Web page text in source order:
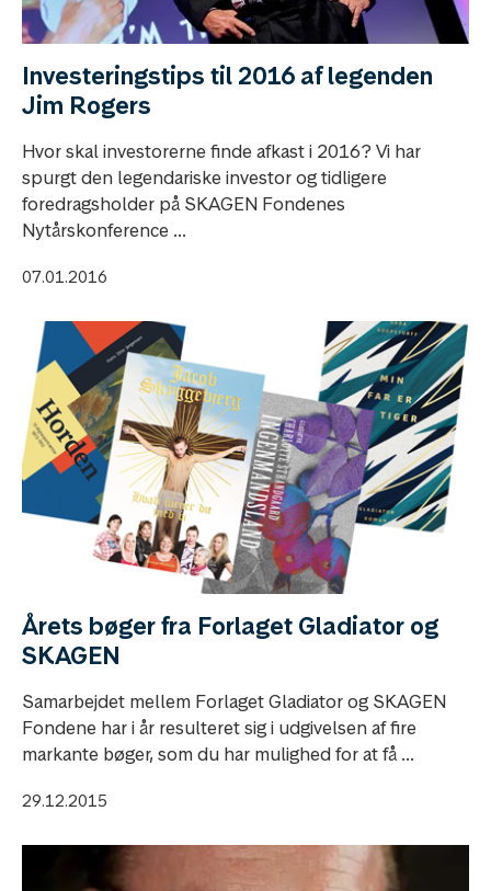
Investeringstips til 2016 af legenden
Jim Rogers
Hvor skal investorerne finde afkast i 2016? Vi har
spurgt den legendariske investor og tidligere
foredragsholder på SKAGEN Fondenes
Nytårskonference ...
07.01.2016
Årets bøger fra Forlaget Gladiator og
SKAGEN
Samarbejdet mellem Forlaget Gladiator og SKAGEN
Fondene har i år resulteret sig i udgivelsen af fire
markante bøger, som du har mulighed for at få ...
29.12.2015